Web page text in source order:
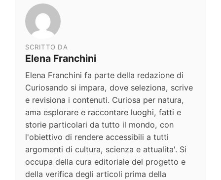
SCRITTO DA
Elena Franchini
Elena Franchini fa parte della redazione di
Curiosando si impara, dove seleziona, scrive
e revisiona i contenuti. Curiosa per natura,
ama esplorare e raccontare luoghi, fatti e
storie particolari da tutto il mondo, con
l'obiettivo di rendere accessibili a tutti
argomenti di cultura, scienza e attualita'. Si
occupa della cura editoriale del progetto e
della verifica degli articoli prima della